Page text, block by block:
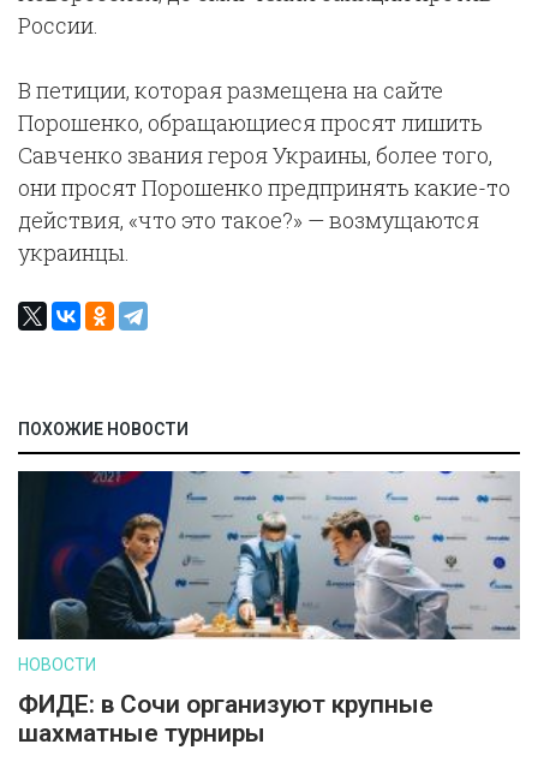
России.
В петиции, которая размещена на сайте
Порошенко, обращающиеся просят лишить
Савченко звания героя Украины, более того,
они просят Порошенко предпринять какие-то
действия, «что это такое?» — возмущаются
украинцы.
ПОХОЖИЕ НОВОСТИ
НОВОСТИ
ФИДЕ: в Сочи организуют крупные
шахматные турниры